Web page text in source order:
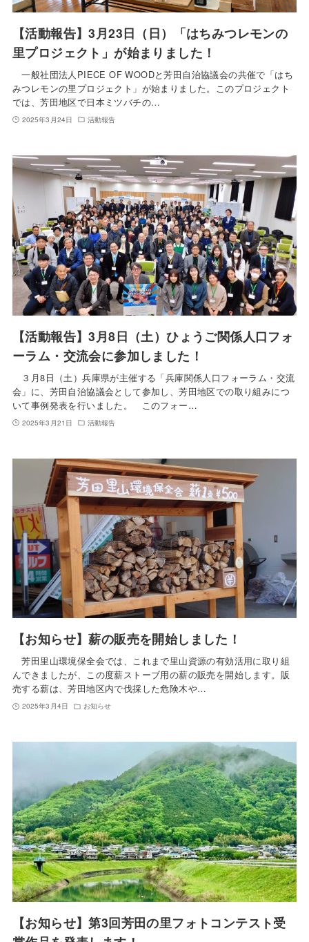
【活動報告】3月23日（日）「はちみつレモンの
里プロジェクト」が始まりました！
一般社団法人PIECE OF WOODと芳田自治協議会の共催で「はち
みつレモンの里プロジェクト」が始まりました。このプロジェクト
では、芳田地区で日本ミツバチの…
2025年3月24日 活動報告
【活動報告】3月8日（土）ひょうご関係人口フォ
ーラム・交流会に参加しました！
３月8日（土）兵庫県が主催する「兵庫関係人口フォーラム・交流
会」に、芳田自治協議会として参加し、芳田地区での取り組みにつ
いて事例発表を行いました。 このフォー…
2025年3月21日 活動報告
【お知らせ】薪の販売を開始しました！
芳田里山環境保全会では、これまで里山資源の有効活用に取り組
んできましたが、この度薪ストーブ用の薪の販売を開始します。販
売する薪は、芳田地区内で伐採した危険木や…
2025年3月4日 お知らせ
【お知らせ】第3回芳田の里フォトコンテスト受